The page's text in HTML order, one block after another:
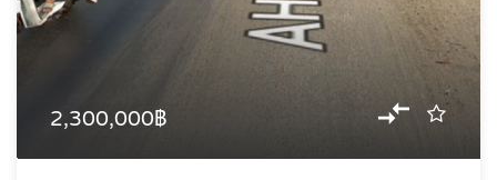
2,300,000฿